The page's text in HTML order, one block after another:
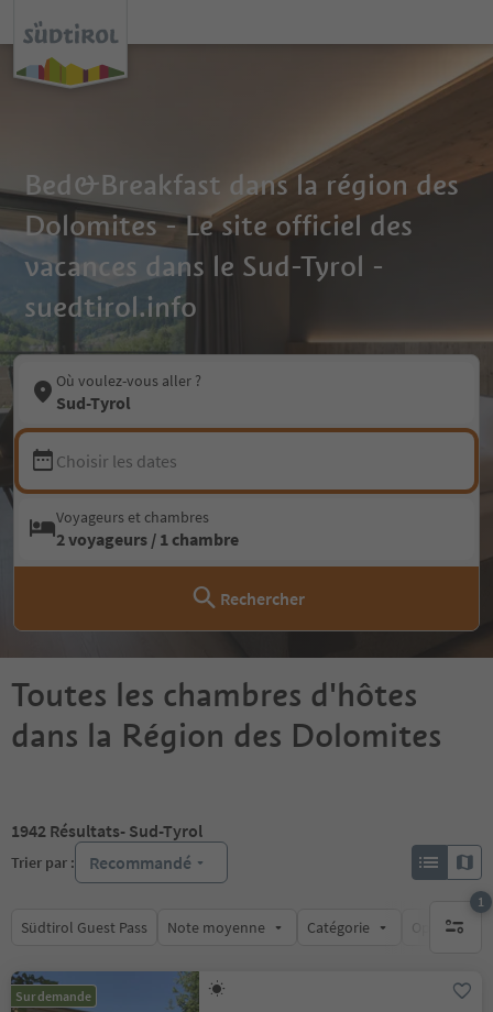
Bed&Breakfast dans la région des
Dolomites - Le site officiel des
vacances dans le Sud-Tyrol -
suedtirol.info
Où voulez-vous aller ?
Sud-Tyrol
Choisir les dates
Voyageurs et chambres
2 voyageurs / 1 chambre
Rechercher
Toutes les chambres d'hôtes
dans la Région des Dolomites
1942 Résultats- Sud-Tyrol
Trier par : Recommandé
Südtirol Guest Pass Note moyenne Catégorie Options de
1
1 filtre
Sur demande